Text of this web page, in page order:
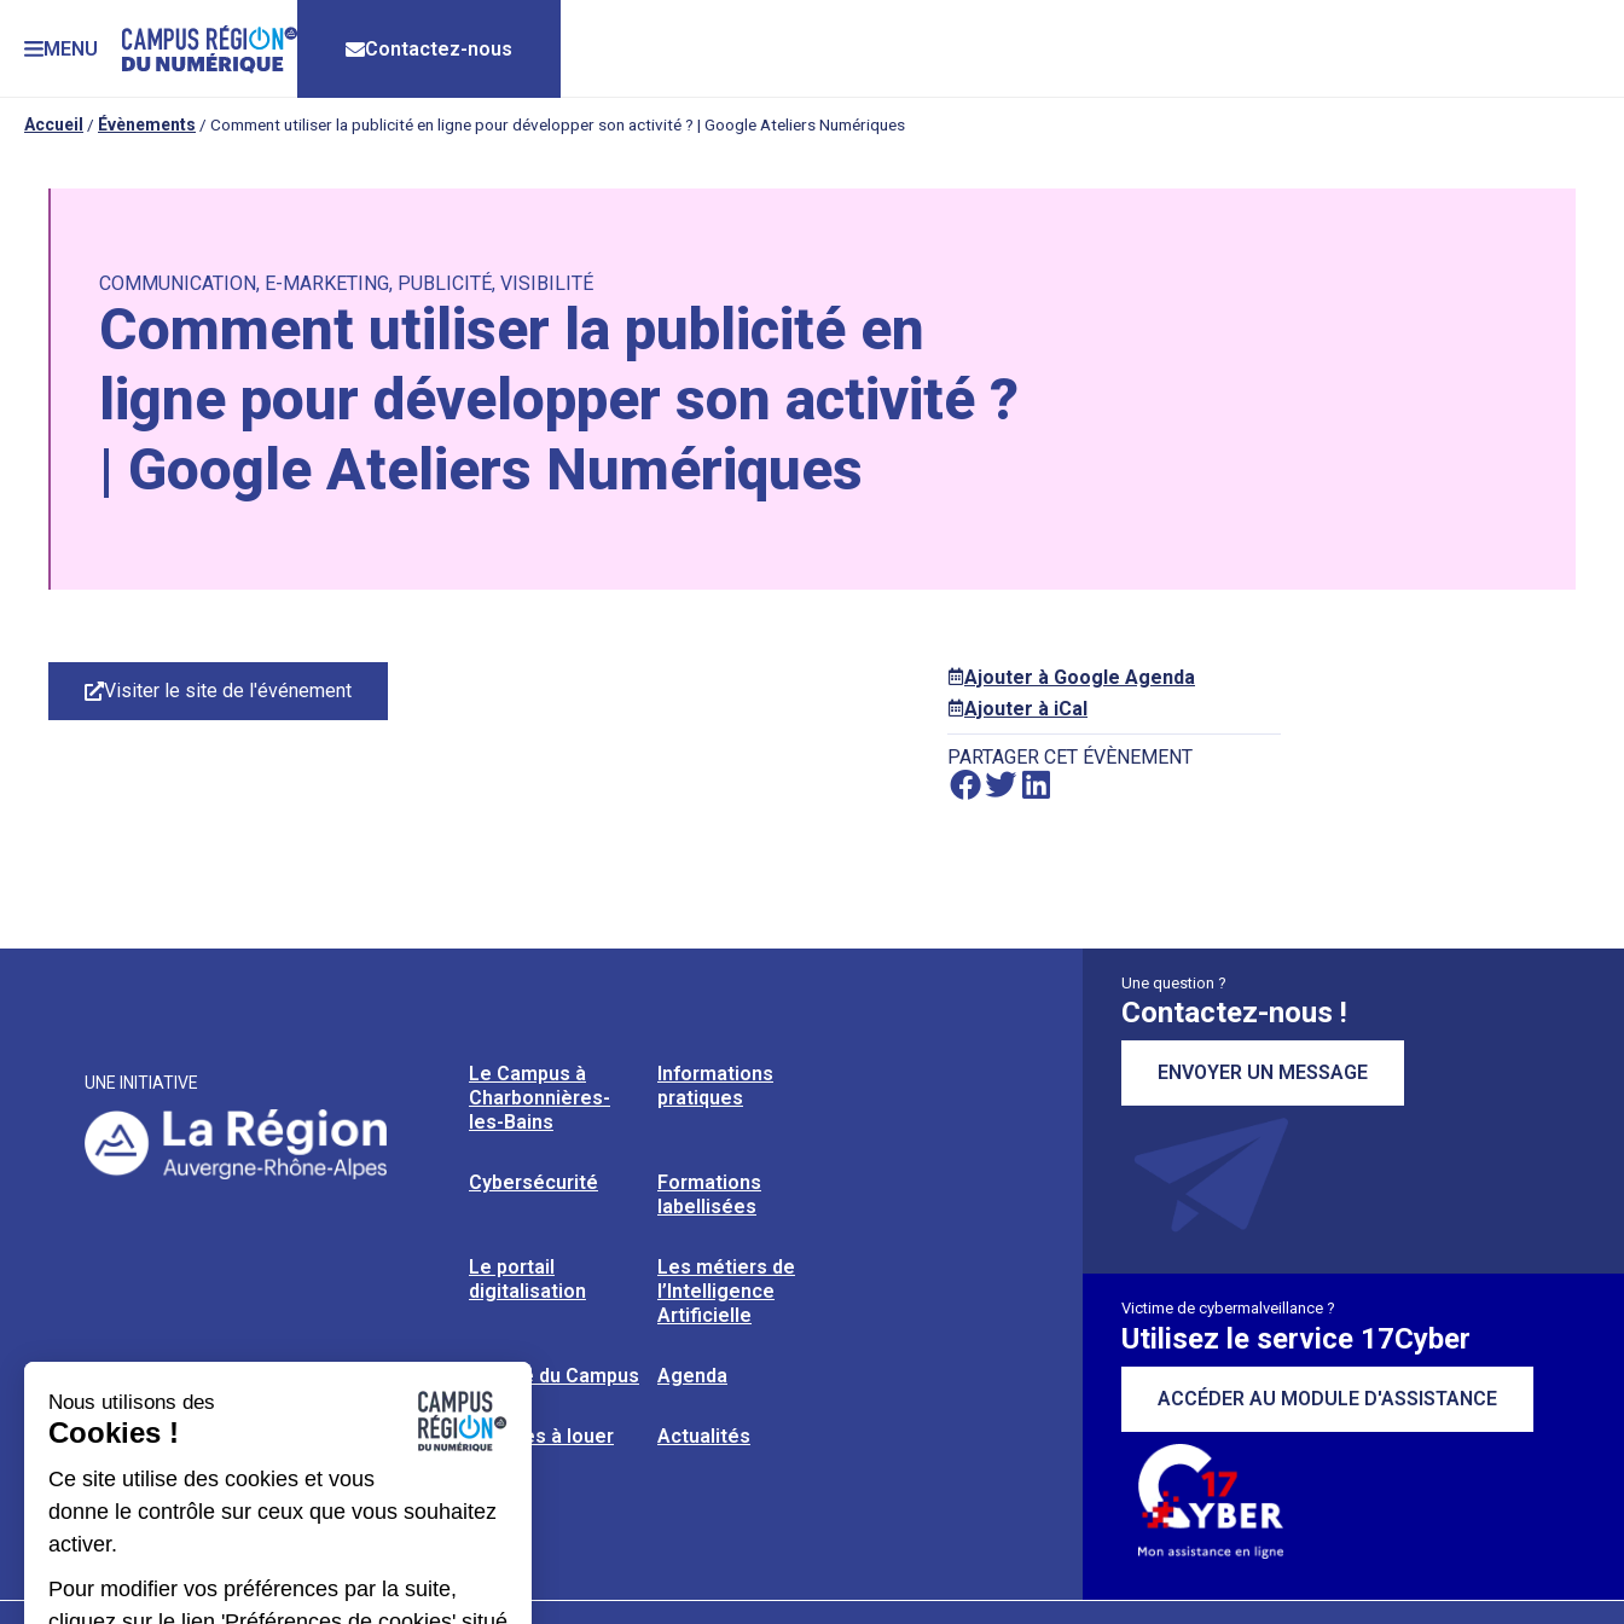
MENU Contactez-nous
Accueil / Évènements / Comment utiliser la publicité en ligne pour développer son activité ? | Google Ateliers Numériques
COMMUNICATION, E-MARKETING, PUBLICITÉ, VISIBILITÉ
Comment utiliser la publicité en
ligne pour développer son activité ?
| Google Ateliers Numériques
Visiter le site de l'événement
Ajouter à Google Agenda
Ajouter à iCal
PARTAGER CET ÉVÈNEMENT
UNE INITIATIVE
Le Campus à
Charbonnières-
les-Bains
Informations
pratiques
Cybersécurité
Formations
labellisées
Le portail
digitalisation
Les métiers de
l’Intelligence
Artificielle
L’usine du Campus Agenda
Espaces à louer Actualités
Une question ?
Contactez-nous !
ENVOYER UN MESSAGE
Victime de cybermalveillance ?
Utilisez le service 17Cyber
ACCÉDER AU MODULE D'ASSISTANCE
Nous utilisons des
Cookies !
Ce site utilise des cookies et vous
donne le contrôle sur ceux que vous souhaitez
activer.
Pour modifier vos préférences par la suite,